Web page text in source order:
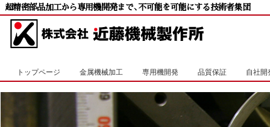
超精密部品加工から専用機開発まで、 不可能を可能にする技術者集団
トップページ 金属機械加工 専用機開発 品質保証 自社開